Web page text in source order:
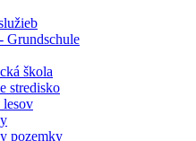
Grundschule
škola
stredisko
pozemky